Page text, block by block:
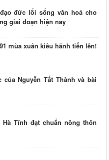
đức lối sống văn hoá cho
giai đoạn hiện nay
mùa xuân kiêu hãnh tiến lên!
Nguyễn Tất Thành và bài
Tĩnh đạt chuẩn nông thôn